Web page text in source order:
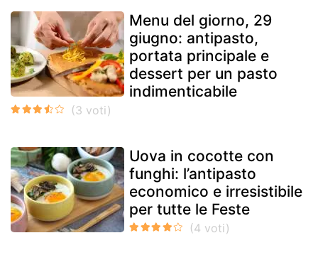
Menu del giorno, 29
giugno: antipasto,
portata principale e
dessert per un pasto
indimenticabile
Uova in cocotte con
funghi: l’antipasto
economico e irresistibile
per tutte le Feste